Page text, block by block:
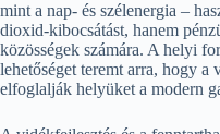
mint a nap- és szélenergia –
dioxid-kibocsátást, hanem
közösségek számára. A helyi
lehetőséget teremt arra, hogy a
elfoglalják helyüket a modern